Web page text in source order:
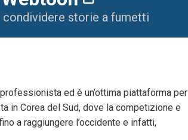
condividere storie a fumetti
ed è un’ottima piattaforma per
in Corea del Sud, dove la competizione e
a raggiungere l’occidente e infatti,